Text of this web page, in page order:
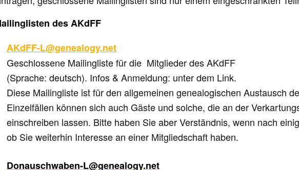
des AKdFF
AKdFF-L@genealogy.net
Geschlossene Mailingliste für die Mitglieder des AKdFF
(Sprache: deutsch). Infos & Anmeldung: unter dem Link.
Diese Mailingliste ist für den allgemeinen genealogischen Austausch
Einzelfällen können sich auch Gäste und solche, die an der
einschreiben lassen. Bitte haben Sie aber Verständnis, wenn nach
ob Sie weiterhin Interesse an einer Mitgliedschaft haben.
Donauschwaben-L@genealogy.net